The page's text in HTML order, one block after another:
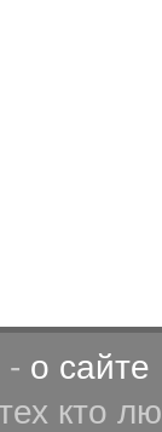
- о сайте
кто